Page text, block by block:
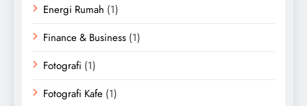
Energi Rumah (1)
Finance & Business (1)
Fotografi (1)
Fotografi Kafe (1)